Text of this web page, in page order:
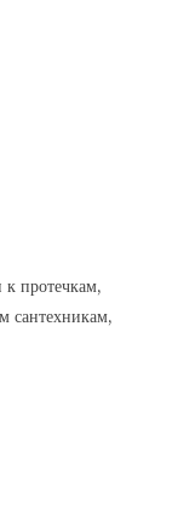
к протечкам,
сантехникам,